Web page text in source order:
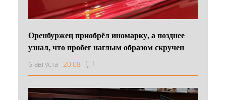
Оренбуржец приобрёл иномарку, а позднее
узнал, что пробег наглым образом скручен
6 августа 20:08